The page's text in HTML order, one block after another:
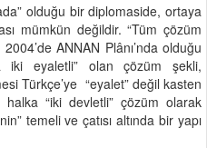
olduğu bir diplomaside, ortaya
mümkün değildir. “Tüm çözüm
ANNAN Plânı’nda olduğu
iki eyaletli” olan çözüm şekli,
Türkçe’ye “eyalet” değil kasten
“iki devletli” çözüm olarak
temeli ve çatısı altında bir yapı